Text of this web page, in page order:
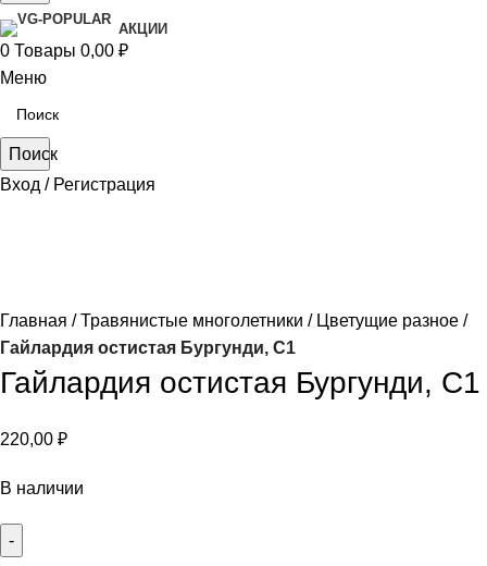
АКЦИИ
0 Товары 0,00 ₽
Меню
Поиск
Вход / Регистрация
Главная Травянистые многолетники
Цветущие разное
Гайлардия остистая Бургунди, С1
Гайлардия остистая Бургунди, С1
220,00 ₽
В наличии